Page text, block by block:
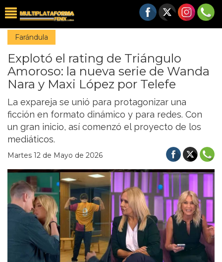
Farándula
Explotó el rating de Triángulo
Amoroso: la nueva serie de Wanda
Nara y Maxi López por Telefe
La expareja se unió para protagonizar una
ficción en formato dinámico y para redes. Con
un gran inicio, así comenzó el proyecto de los
mediáticos.
Martes 12 de Mayo de 2026